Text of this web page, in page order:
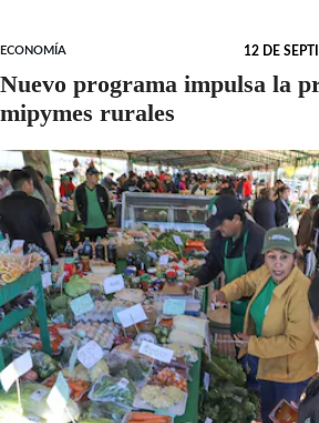
ECONOMÍA 12 DE
Nuevo programa impulsa la
mipymes rurales